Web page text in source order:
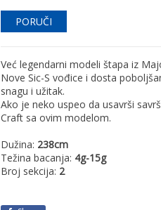
Već legendarni modeli štapa iz
Nove Sic-S vođice i dosta
snagu i užitak.
Ako je neko uspeo da usavrši
Craft sa ovim modelom.
Dužina: 238cm
Težina bacanja: 4g-15g
Broj sekcija: 2